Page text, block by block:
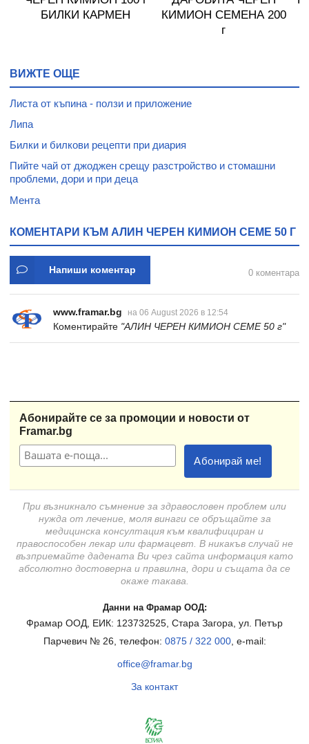
БИЛКИ КАРМЕН
КИМИОН СЕМЕНА 200
г
ВИЖТЕ ОЩЕ
Листа от къпина - ползи и приложение
Липа
Билки и билкови рецепти при диария
Пийте чай от джоджен срещу разстройство и стомашни
проблеми, дори и при деца
Мента
КОМЕНТАРИ КЪМ АЛИН ЧЕРЕН КИМИОН СЕМЕ 50 Г
Напиши коментар 0 коментара
www.framar.bg на 06 August 2026 в 12:54
Коментирайте "АЛИН ЧЕРЕН КИМИОН СЕМЕ 50 г"
Абонирайте се за промоции и новости от
Framar.bg
При възникнало съмнение за здравословен проблем или
нужда от лечение, моля винаги се обръщайте за
медицинска консултация към квалифициран и
правоспособен лекар или фармацевт. В никакъв случай не
възприемайте дадената Ви чрез сайта информация като
абсолютно достоверна и правилна, дори и същата да се
окаже такава.
Данни на Фрамар ООД:
Фрамар ООД, ЕИК: 123732525, Стара Загора, ул. Петър
Парчевич № 26, телефон: 0875 / 322 000, e-mail:
office@framar.bg
За контакт